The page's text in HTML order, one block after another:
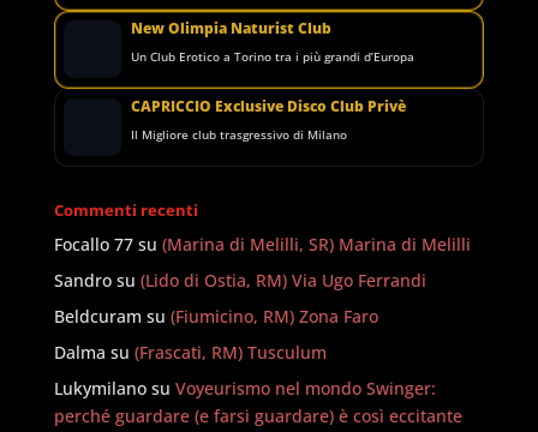
New Olimpia Naturist Club
Un Club Erotico a Torino tra i più grandi d’Europa
CAPRICCIO Exclusive Disco Club Privè
Il Migliore club trasgressivo di Milano
Commenti recenti
Focallo 77su (Marina di Melilli, SR) Marina di Melilli
Sandrosu (Lido di Ostia, RM) Via Ugo Ferrandi
Beldcuram su (Fiumicino, RM) Zona Faro
Dalma su (Frascati, RM) Tusculum
Lukymilanosu Voyeurismo nel mondo Swinger:
perché guardare (e farsi guardare) è così eccitante